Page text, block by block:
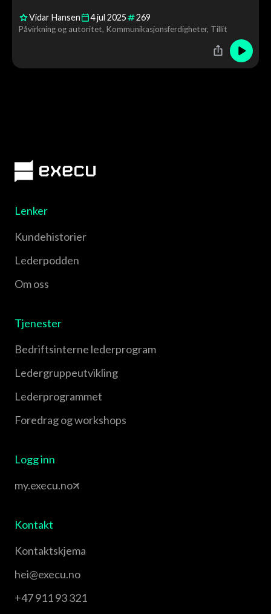
Vidar Hansen 4jul 2025 269
Påvirkning og autoritet Kommunikasjonsferdigheter Tillit
Lenker
Kundehistorier
Lederpodden
Om oss
Tjenester
Bedriftsinterne lederprogram
Leder­gruppe­utvikling
Leder­programmet
Foredrag og workshops
Logg inn
my.execu.no
Kontakt
Kontaktskjema
hei@execu.no
+47 911 93 321